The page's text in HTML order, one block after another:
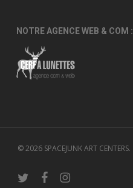
NOTRE AGENCE WEB & COM :
© 2026 SPACEJUNK ART CENTERS.
twitter facebookinstagram